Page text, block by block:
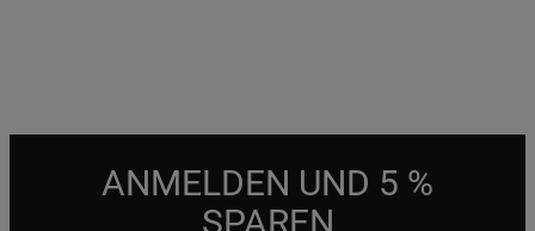
ANMELDEN UND 5 %
SPAREN